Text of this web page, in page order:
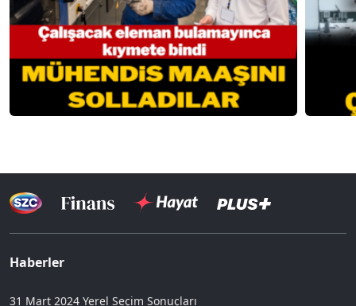
Haberler
31 Mart 2024 Yerel Seçim Sonuçları